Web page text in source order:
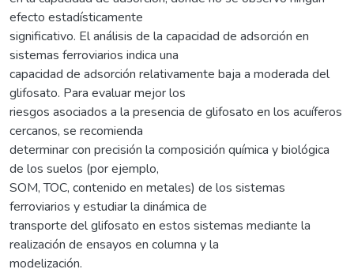
efecto estadísticamente
significativo. El análisis de la capacidad de adsorción en
sistemas ferroviarios indica una
capacidad de adsorción relativamente baja a moderada del
glifosato. Para evaluar mejor los
riesgos asociados a la presencia de glifosato en los acuíferos
cercanos, se recomienda
determinar con precisión la composición química y biológica
de los suelos (por ejemplo,
SOM, TOC, contenido en metales) de los sistemas
ferroviarios y estudiar la dinámica de
transporte del glifosato en estos sistemas mediante la
realización de ensayos en columna y la
modelización.